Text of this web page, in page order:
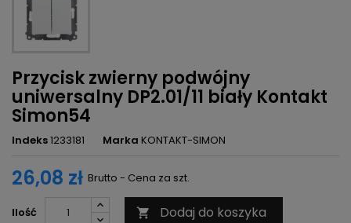
Przycisk zwierny podwójny
uniwersalny DP2.01/11 biały Kontakt
Simon54
Indeks1233181 Marka KONTAKT-SIMON
26,08 zł Brutto - Cena za szt.
Ilość  Dodaj do koszyka